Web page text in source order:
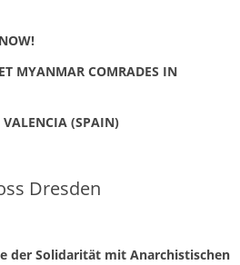
MYANMAR COMRADES IN
VALENCIA (SPAIN)
Dresden
der Solidarität mit Anarchistischen